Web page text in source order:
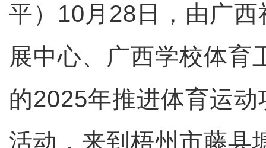
平）10月28日，由广
展中心、广西学校体育
的2025年推进体育运
活动，来到梧州市藤县